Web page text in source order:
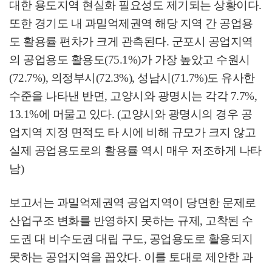
대한 용도지역 현실화 필요성도 제기되는 상황이다.
또한 경기도 내 과밀억제권역 해당 지역 간 공업용
도 활용률 편차가 크게 관측된다. 군포시 공업지역
의 공업용도 활용도(75.1%)가 가장 높았고 수원시
(72.7%), 의정부시(72.3%), 성남시(71.7%)도 유사한
수준을 나타낸 반면, 고양시와 광명시는 각각 7.7%,
13.1%에 머물고 있다. (고양시와 광명시의 경우 공
업지역 지정 면적도 타 시에 비해 규모가 크지 않고
실제 공업용도로의 활용률 역시 매우 저조하게 나타
남)
보고서는 과밀억제권역 공업지역이 당면한 문제로
산업구조 변화를 반영하지 못하는 규제, 고착된 수
도권 대 비수도권 대립 구도, 공업용도로 활용되지
못하는 공업지역을 꼽았다. 이를 토대로 제안한 과